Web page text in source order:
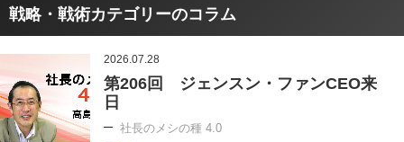
戦略・戦術カテゴリーのコラム
2026.07.28
第206回 ジェンスン・ファンCEO来
日
社長のメシの種 4.0